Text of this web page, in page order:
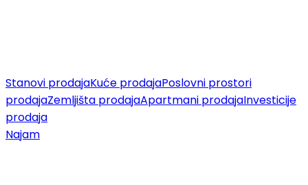
Stanovi prodajaKuće prodajaPoslovni prostori
prodajaZemljišta prodajaApartmani prodajaInvesticije
prodaja
Najam